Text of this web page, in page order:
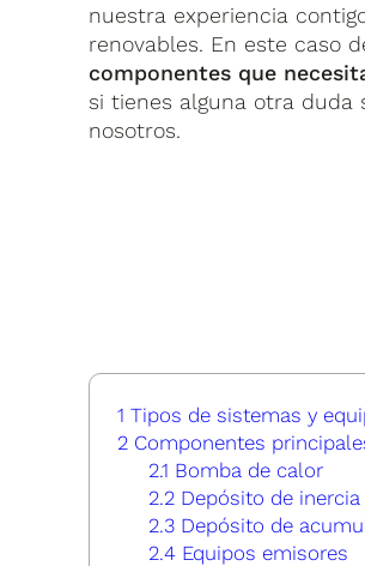
nuestra experiencia
renovables. En este caso
componentes que
si tienes alguna otra
nosotros.
1 Tipos de sistemas y
2 Componentes
2.1 Bomba de calor
2.2Depósito de inercia
2.3Depósito de
2.4Equipos emisores